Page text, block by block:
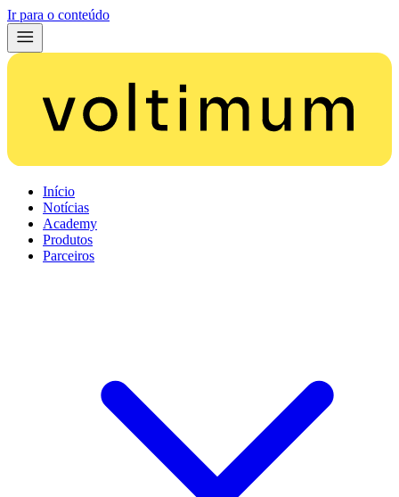
Ir para o conteúdo
Início
Notícias
Academy
Produtos
Parceiros